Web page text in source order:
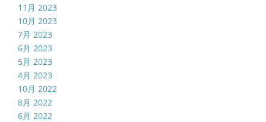
11月 2023
10月 2023
7月 2023
6月 2023
5月 2023
4月 2023
10月 2022
8月 2022
6月 2022